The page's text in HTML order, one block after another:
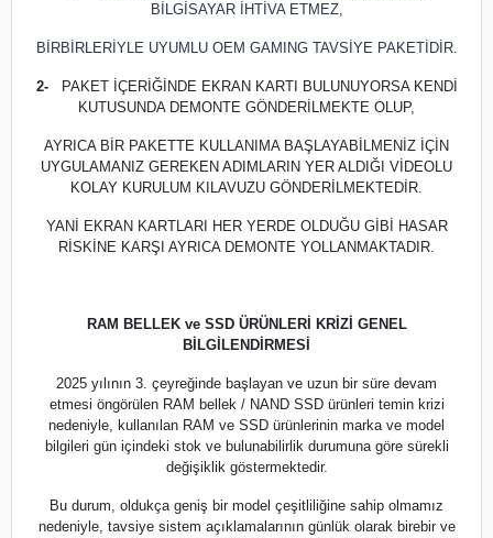
BİLGİSAYAR İHTİVA ETMEZ,
BİRBİRLERİYLE UYUMLU OEM GAMING TAVSİYE PAKETİDİR.
2-
PAKET İÇERİĞİNDE EKRAN KARTI BULUNUYORSA KENDİ
KUTUSUNDA DEMONTE GÖNDERİLMEKTE OLUP,
AYRICA BİR PAKETTE KULLANIMA BAŞLAYABİLMENİZ İÇİN
UYGULAMANIZ GEREKEN ADIMLARIN YER ALDIĞI VİDEOLU
KOLAY KURULUM KILAVUZU GÖNDERİLMEKTEDİR.
YANİ EKRAN KARTLARI HER YERDE OLDUĞU GİBİ HASAR
RİSKİNE KARŞI AYRICA DEMONTE YOLLANMAKTADIR.
RAM BELLEK ve SSD ÜRÜNLERİ KRİZİ GENEL
BİLGİLENDİRMESİ
2025 yılının 3. çeyreğinde başlayan ve uzun bir süre devam
etmesi öngörülen RAM bellek / NAND SSD ürünleri temin krizi
nedeniyle, kullanılan RAM ve SSD ürünlerinin marka ve model
bilgileri gün içindeki stok ve bulunabilirlik durumuna göre sürekli
değişiklik göstermektedir.
Bu durum, oldukça geniş bir model çeşitliliğine sahip olmamız
nedeniyle, tavsiye sistem açıklamalarının günlük olarak birebir ve